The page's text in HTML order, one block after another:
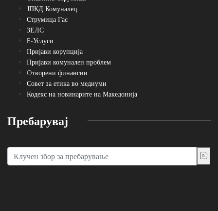
ЈПКД Комуналец
Струмица Гас
ЗЕЛС
E-Услуги
Пријави корупција
Пријави комунален проблем
Oтворени финансии
Совет за етика во медиуми
Кодекс на новинарите на Македонија
Пребарувај